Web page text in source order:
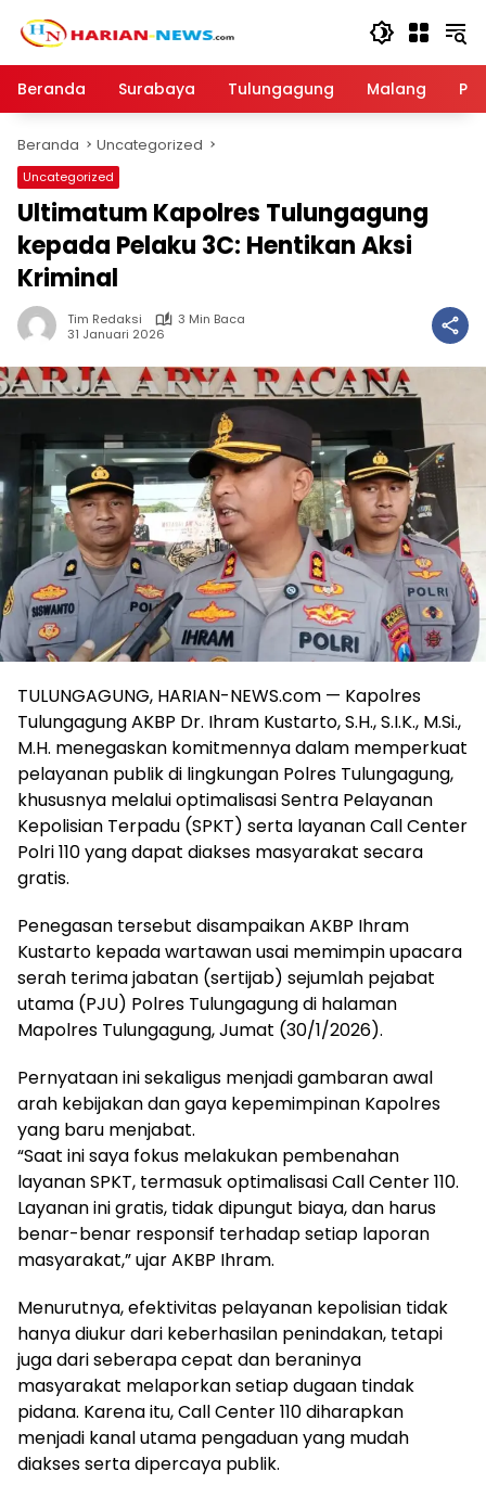
Beranda
Surabaya Tulungagung Malang
Beranda Uncategorized
Uncategorized
Ultimatum Kapolres Tulungagung
kepada Pelaku 3C: Hentikan Aksi
Kriminal
Tim Redaksi
3 Min Baca
31 Januari 2026
TULUNGAGUNG, HARIAN-NEWS.com — Kapolres
Tulungagung AKBP Dr. Ihram Kustarto, S.H., S.I.K., M.Si.,
M.H. menegaskan komitmennya dalam memperkuat
pelayanan publik di lingkungan Polres Tulungagung,
khususnya melalui optimalisasi Sentra Pelayanan
Kepolisian Terpadu (SPKT) serta layanan Call Center
Polri 110 yang dapat diakses masyarakat secara
gratis.
Penegasan tersebut disampaikan AKBP Ihram
Kustarto kepada wartawan usai memimpin upacara
serah terima jabatan (sertijab) sejumlah pejabat
utama (PJU) Polres Tulungagung di halaman
Mapolres Tulungagung, Jumat (30/1/2026).
Pernyataan ini sekaligus menjadi gambaran awal
arah kebijakan dan gaya kepemimpinan Kapolres
yang baru menjabat.
“Saat ini saya fokus melakukan pembenahan
layanan SPKT, termasuk optimalisasi Call Center 110.
Layanan ini gratis, tidak dipungut biaya, dan harus
benar-benar responsif terhadap setiap laporan
masyarakat,” ujar AKBP Ihram.
Menurutnya, efektivitas pelayanan kepolisian tidak
hanya diukur dari keberhasilan penindakan, tetapi
juga dari seberapa cepat dan beraninya
masyarakat melaporkan setiap dugaan tindak
pidana. Karena itu, Call Center 110 diharapkan
menjadi kanal utama pengaduan yang mudah
diakses serta dipercaya publik.